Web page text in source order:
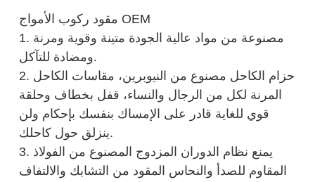
مقود ركوب الأمواج OEM
1. مصنوعة من مواد عالية الجودة متينة وقوية ومرنة
ومضادة للتآكل.
2. حزام الكاحل مصنوع من النيوبرين، مقاسات الكاحل
المرنة لكل من الرجال والنساء، قفل بخطاف وحلقة
قوي للغاية قادر على الإمساك بنفسك بإحكام ولن
ينزلق حول كاحلك.
3. يمنع نظام الدوران المزدوج المصنوع من الفولاذ
المقاوم للصدأ والنحاس المقود من التشابك والالتفاف